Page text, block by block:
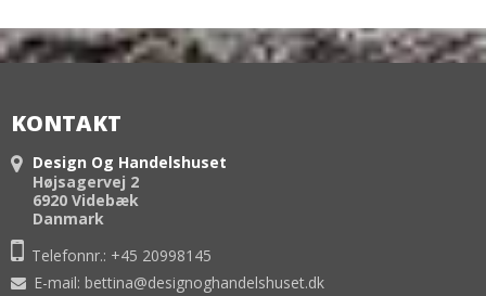
KONTAKT
Design Og Handelshuset
Højsagervej 2
6920 Videbæk
Danmark
Telefonnr.: +45 20998145
E-mail: bettina@designoghandelshuset.dk